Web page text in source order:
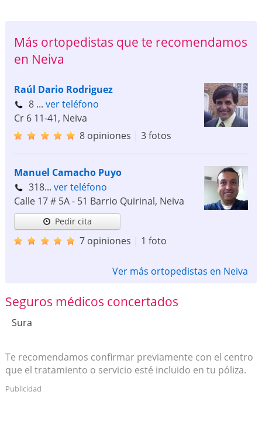
Más ortopedistas que te recomendamos
en Neiva
Raúl Dario Rodriguez
8 ... ver teléfono
Cr 6 11-41, Neiva
8 opiniones | 3 fotos
Manuel Camacho Puyo
318... ver teléfono
Calle 17 # 5A - 51 Barrio Quirinal, Neiva
Pedir cita
7 opiniones | 1 foto
Ver más ortopedistas en Neiva
Seguros médicos concertados
Sura
Te recomendamos confirmar previamente con el centro
que el tratamiento o servicio esté incluido en tu póliza.
Publicidad